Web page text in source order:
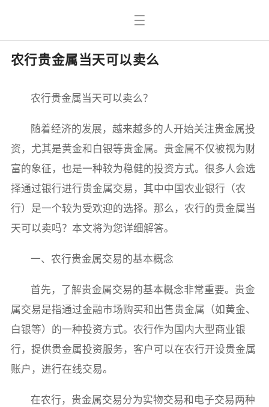
农行贵金属当天可以卖么
农行贵金属当天可以卖么？
随着经济的发展，越来越多的人开始关注贵金属投
资，尤其是黄金和白银等贵金属。贵金属不仅被视为财
富的象征，也是一种较为稳健的投资方式。很多人会选
择通过银行进行贵金属交易，其中中国农业银行（农
行）是一个较为受欢迎的选择。那么，农行的贵金属当
天可以卖吗？本文将为您详细解答。
一、农行贵金属交易的基本概念
首先，了解贵金属交易的基本概念非常重要。贵金
属交易是指通过金融市场购买和出售贵金属（如黄金、
白银等）的一种投资方式。农行作为国内大型商业银
行，提供贵金属投资服务，客户可以在农行开设贵金属
账户，进行在线交易。
在农行，贵金属交易分为实物交易和电子交易两种